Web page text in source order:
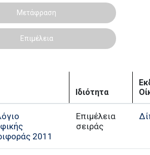
Μετάφραση
Επιμέλεια
Ιδιότητα
2011
Επιμέλεια
σειράς